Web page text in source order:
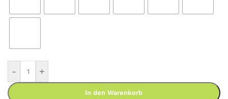
- +
In den Warenkorb